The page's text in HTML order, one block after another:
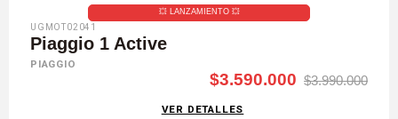
💥​ LANZAMIENTO 💥​
UGMOT02041
Piaggio 1 Active
PIAGGIO
$3.590.000 $3.990.000
VER DETALLES